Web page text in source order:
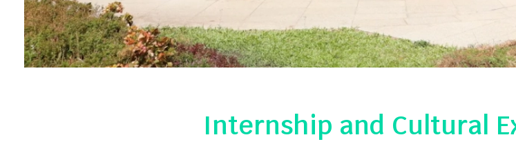
Internship and Cultural